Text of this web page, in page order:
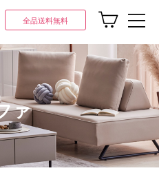
全品送料無料
ァ